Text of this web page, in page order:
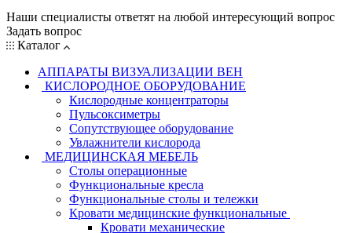
Наши специалисты ответят на любой интересующий вопрос
Задать вопрос
Каталог
АППАРАТЫ ВИЗУАЛИЗАЦИИ ВЕН
КИСЛОРОДНОЕ ОБОРУДОВАНИЕ
Кислородные концентраторы
Пульсоксиметры
Сопутствующее оборудование
Увлажнители кислорода
МЕДИЦИНСКАЯ МЕБЕЛЬ
Столы операционные
Функциональные кресла
Функциональные столы и тележки
Кровати медицинские функциональные
Кровати механические